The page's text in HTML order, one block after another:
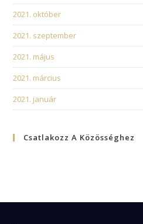
2021. október
2021. szeptember
2021. május
2021. március
2021. január
Csatlakozz A Közösséghez